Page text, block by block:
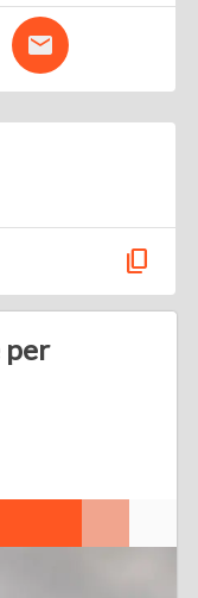
content_copy
per